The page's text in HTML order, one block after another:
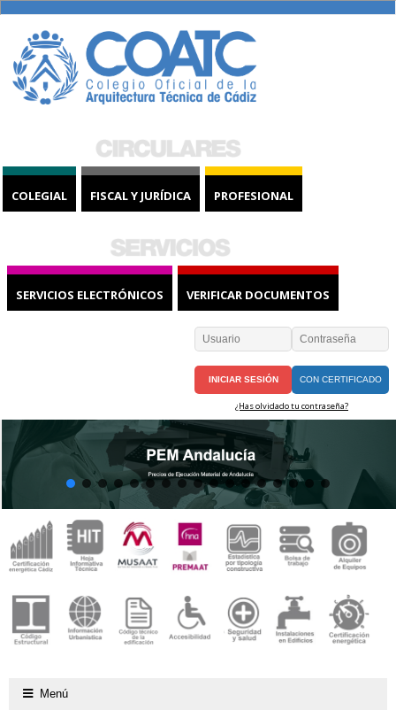
COLEGIAL FISCAL Y JURÍDICA PROFESIONAL
SERVICIOS ELECTRÓNICOS VERIFICAR DOCUMENTOS
CON CERTIFICADO
¿Has olvidado tu contraseña?
Menú